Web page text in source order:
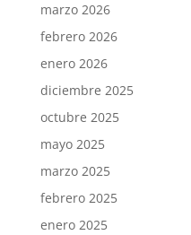
marzo 2026
febrero 2026
enero 2026
diciembre 2025
octubre 2025
mayo 2025
marzo 2025
febrero 2025
enero 2025